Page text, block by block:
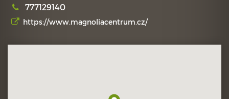
777129140
https://www.magnoliacentrum.cz/